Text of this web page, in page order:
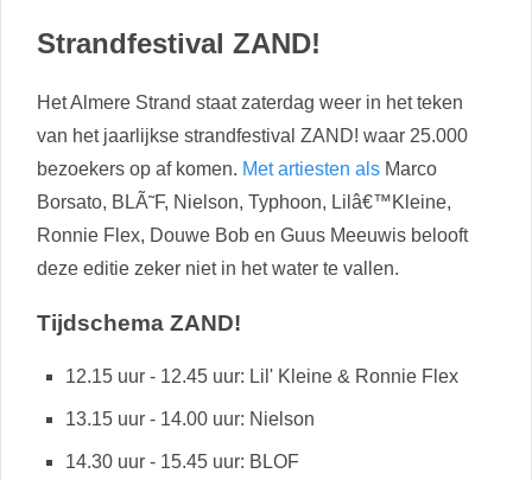
Strandfestival ZAND!
Het Almere Strand staat zaterdag weer in het teken
van het jaarlijkse strandfestival ZAND! waar 25.000
bezoekers op af komen. Met artiesten als Marco
Borsato, BLÃ˜F, Nielson, Typhoon, Lilâ€™Kleine,
Ronnie Flex, Douwe Bob en Guus Meeuwis belooft
deze editie zeker niet in het water te vallen.
Tijdschema ZAND!
12.15 uur - 12.45 uur: Lil' Kleine & Ronnie Flex
13.15 uur - 14.00 uur: Nielson
14.30 uur - 15.45 uur: BLOF